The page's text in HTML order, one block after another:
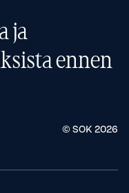
ja
ennen
© SOK 2026